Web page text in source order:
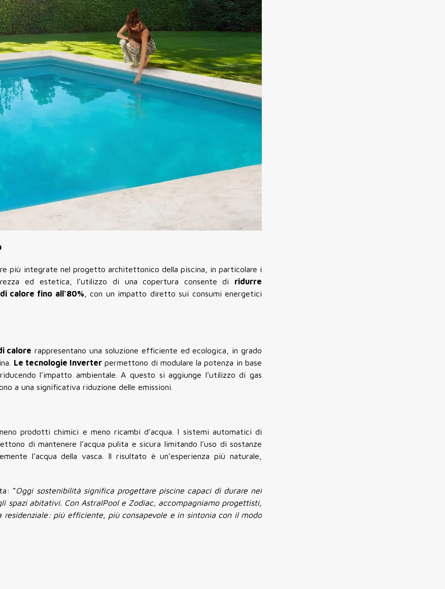
più integrate nel progetto architettonico della piscina, in particolare i
ed estetica, l’utilizzo di una copertura consente di ridurre
calore fino all’80% , con un impatto diretto sui consumi energetici
calore rappresentano una soluzione efficiente ed ecologica, in grado
Le tecnologie Inverter permettono di modulare la potenza in base
l’impatto ambientale. A questo si aggiunge l’utilizzo di gas
a una significativa riduzione delle emissioni.
prodotti chimici e meno ricambi d’acqua. I sistemi automatici di
di mantenere l’acqua pulita e sicura limitando l’uso di sostanze
l’acqua della vasca. Il risultato è un’esperienza più naturale,
“Oggi sostenibilità significa progettare piscine capaci di durare nel
spazi abitativi. Con AstralPool e Zodiac, accompagniamo progettisti,
più efficiente, più consapevole e in sintonia con il modo